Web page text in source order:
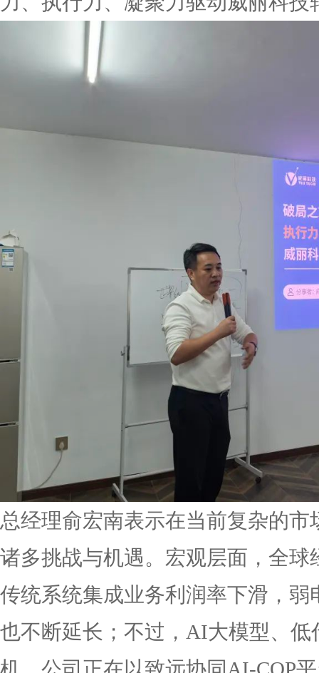
总经理俞宏南表示在当前复杂的
诸多挑战与机遇。宏观层面，全
传统系统集成业务利润率下滑，
也不断延长；不过，AI大模型、